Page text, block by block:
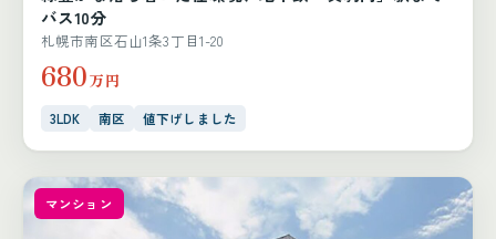
バス10分
札幌市南区石山1条3丁目1-20
680万円
3LDK 南区 値下げしました
マンション